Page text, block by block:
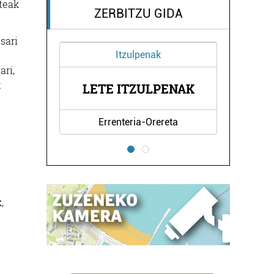
ZERBITZU GIDA
Itzulpenak
LETE ITZULPENAK
Errenteria-Orereta